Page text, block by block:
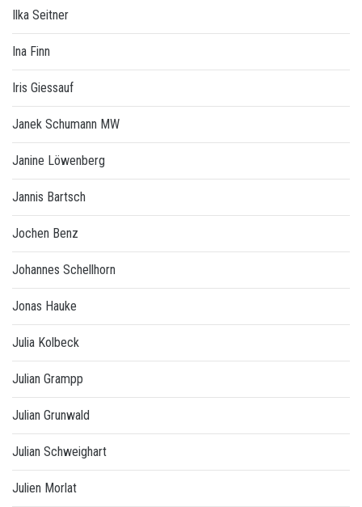
Ilka Seitner
Ina Finn
Iris Giessauf
Janek Schumann MW
Janine Löwenberg
Jannis Bartsch
Jochen Benz
Johannes Schellhorn
Jonas Hauke
Julia Kolbeck
Julian Grampp
Julian Grunwald
Julian Schweighart
Julien Morlat